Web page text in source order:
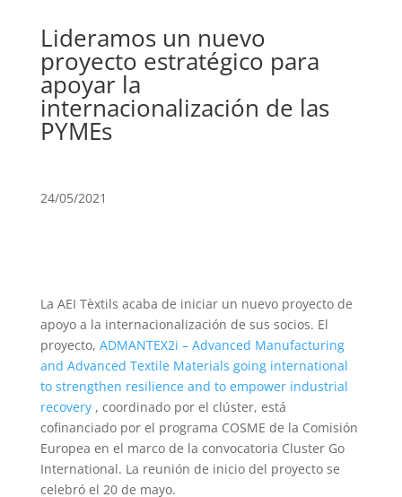
Lideramos un nuevo
proyecto estratégico para
apoyar la
internacionalización de las
PYMEs
24/05/2021
La AEI Tèxtils acaba de iniciar un nuevo proyecto de
apoyo a la internacionalización de sus socios. El
proyecto, ADMANTEX2i – Advanced Manufacturing
and Advanced Textile Materials going international
to strengthen resilience and to empower industrial
recovery , coordinado por el clúster, está
cofinanciado por el programa COSME de la Comisión
Europea en el marco de la convocatoria Cluster Go
International. La reunión de inicio del proyecto se
celebró el 20 de mayo.